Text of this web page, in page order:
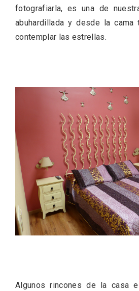
fotografiarla, es una de
abuhardillada y desde la cama
contemplar las estrellas.
Algunos rincones de la casa
La zonificación como
de la Ruta del Vino de